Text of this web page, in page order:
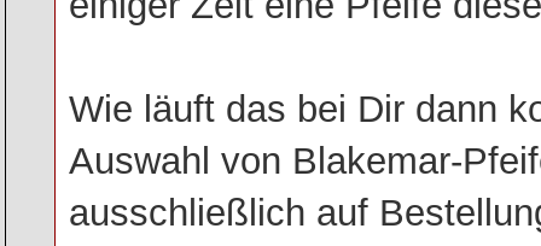
Wie läuft das bei Dir dann
Auswahl von Blakemar-
ausschließlich auf